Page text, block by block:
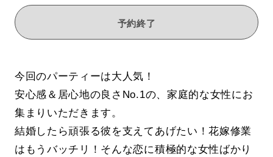
予約終了
今回のパーティーは大人気！
安心感＆居心地の良さNo.1の、家庭的な女性にお
集まりいただきます。
結婚したら頑張る彼を支えてあげたい！花嫁修業
はもうバッチリ！そんな恋に積極的な女性ばかり